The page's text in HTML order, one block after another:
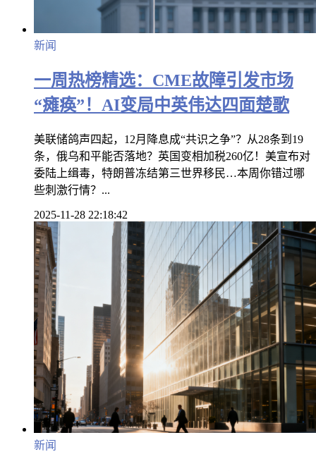
新闻
一周热榜精选：CME故障引发市场
“瘫痪”！AI变局中英伟达四面楚歌
美联储鸽声四起，12月降息成“共识之争”？从28条到19
条，俄乌和平能否落地？英国变相加税260亿！美宣布对
委陆上缉毒，特朗普冻结第三世界移民…本周你错过哪
些刺激行情？...
2025-11-28 22:18:42
新闻